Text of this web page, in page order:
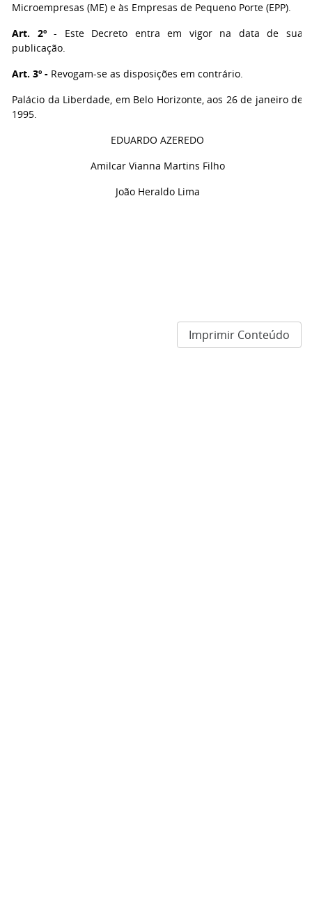
Microempresas (ME) e às Empresas de Pequeno Porte (EPP).
Art. 2º- Este Decreto entra em vigor na data de sua
publicação.
Art. 3º - Revogam-se as disposições em contrário.
Palácio da Liberdade, em Belo Horizonte, aos 26 de janeiro de
1995.
EDUARDO AZEREDO
Amilcar Vianna Martins Filho
João Heraldo Lima
Imprimir Conteúdo